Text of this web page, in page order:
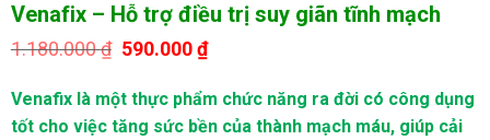
Venafix – Hỗ trợ điều trị suy giãn tĩnh mạch
1.180.000₫ Giá
là:
1.180.000 ₫.
590.000₫Giá
là:
590.000 ₫.
Venafix là một thực phẩm chức năng ra đời có công dụng
tốt cho việc tăng sức bền của thành mạch máu, giúp cải